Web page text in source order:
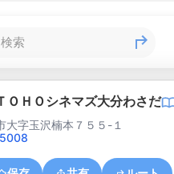
ＯＨＯシネマズ大分わさだ
大字玉沢楠本７５５-１